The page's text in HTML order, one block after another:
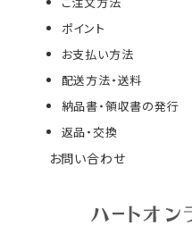
ポイント
お支払い方法
配送方法・送料
納品書・領収書の発行
返品・交換
お問い合わせ